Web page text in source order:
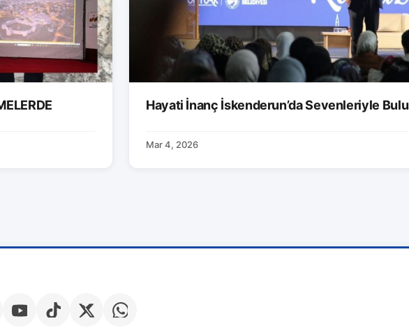
Hayati İnanç İskenderun’da Sevenleriyle
Mar 4, 2026